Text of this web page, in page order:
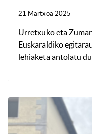
21 Martxoa 2025
Urretxuko eta
Euskaraldiko
lehiaketa antolatu